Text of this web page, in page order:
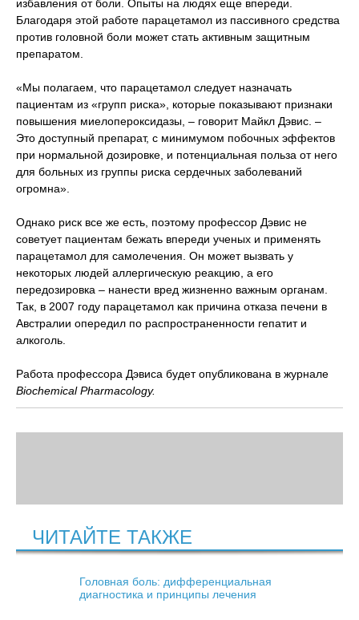
избавления от боли. Опыты на людях еще впереди.
Благодаря этой работе парацетамол из пассивного средства
против головной боли может стать активным защитным
препаратом.
«Мы полагаем, что парацетамол следует назначать
пациентам из «групп риска», которые показывают признаки
повышения миелопероксидазы, – говорит Майкл Дэвис. –
Это доступный препарат, с минимумом побочных эффектов
при нормальной дозировке, и потенциальная польза от него
для больных из группы риска сердечных заболеваний
огромна».
Однако риск все же есть, поэтому профессор Дэвис не
советует пациентам бежать впереди ученых и применять
парацетамол для самолечения. Он может вызвать у
некоторых людей аллергическую реакцию, а его
передозировка – нанести вред жизненно важным органам.
Так, в 2007 году парацетамол как причина отказа печени в
Австралии опередил по распространенности гепатит и
алкоголь.
Работа профессора Дэвиса будет опубликована в журнале
Biochemical Pharmacology.
ЧИТАЙТЕ ТАКЖЕ
Головная боль: дифференциальная
диагностика и принципы лечения